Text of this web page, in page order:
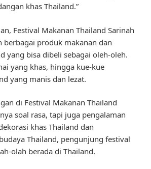
khas Thailand.”
Festival Makanan Thailand Sarinah
berbagai produk makanan dan
yang bisa dibeli sebagai oleh-oleh.
yang khas, hingga kue-kue
yang manis dan lezat.
di Festival Makanan Thailand
soal rasa, tapi juga pengalaman
khas Thailand dan
Thailand, pengunjung festival
olah berada di Thailand.